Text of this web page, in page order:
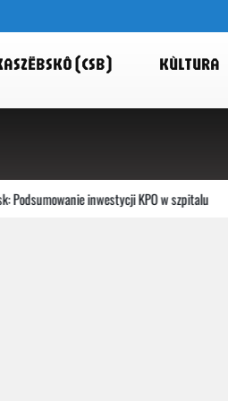
(CSB) KÙLTURA
Podsumowanie inwestycji KPO w szpitalu